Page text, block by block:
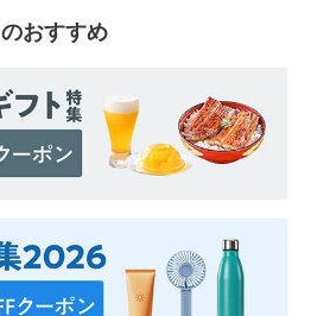
のおすすめ